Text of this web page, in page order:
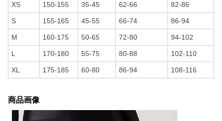
XS 150-155 35-45 62-66 82-86
S 155-165 45-55 66-74 86-94
M 160-175 50-65 72-80 94-102
L 170-180 55-75 80-88 102-110
XL 175-185 60-80 86-94 108-116
商品画像